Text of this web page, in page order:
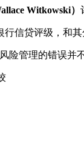
Witkowski）
贷评级，和其
管理的错误并不